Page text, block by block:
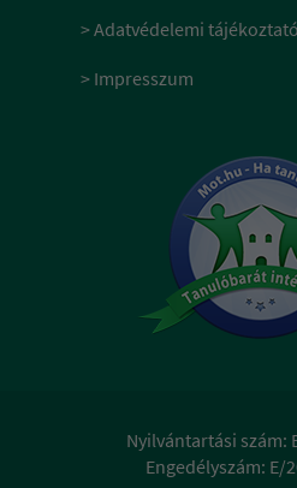
> Adatvédelemi tájékoztató
> Impresszum
Nyilvántartási szám:
Engedélyszám: E/